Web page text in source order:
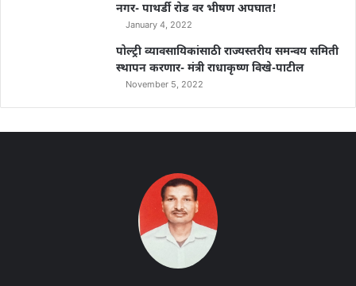
नगर- पाथर्डी रोड वर भीषण अपघात!
January 4, 2022
पोल्ट्री व्यावसायिकांसाठी राज्यस्तरीय समन्वय समिती
स्थापन करणार- मंत्री राधाकृष्ण विखे-पाटील
November 5, 2022